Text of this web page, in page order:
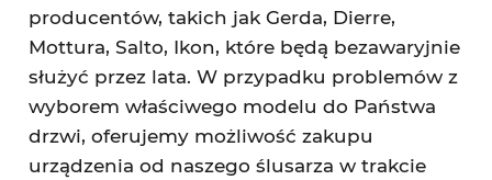
producentów, takich jak Gerda, Dierre,
Mottura, Salto, Ikon, które będą bezawaryjnie
służyć przez lata. W przypadku problemów z
wyborem właściwego modelu do Państwa
drzwi, oferujemy możliwość zakupu
urządzenia od naszego ślusarza w trakcie